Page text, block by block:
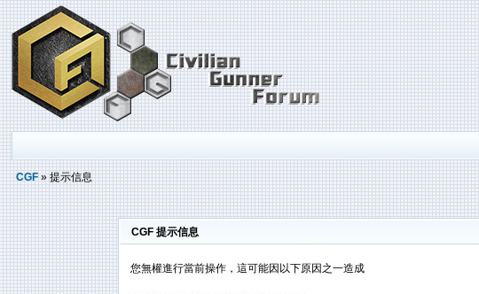
CGF» 提示信息
CGF 提示信息
您無權進行當前操作，這可能因以下原因之一造成